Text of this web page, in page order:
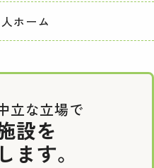
ホーム
立な立場で
設を
します。